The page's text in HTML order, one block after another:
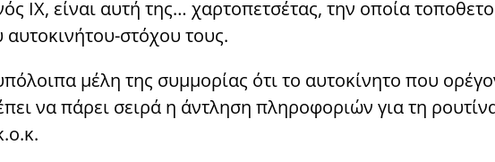
ΙΧ, είναι αυτή της… χαρτοπετσέτας, την οποία
στόχου τους.
μέλη της συμμορίας ότι το αυτοκίνητο που
να πάρει σειρά η άντληση πληροφοριών για τη